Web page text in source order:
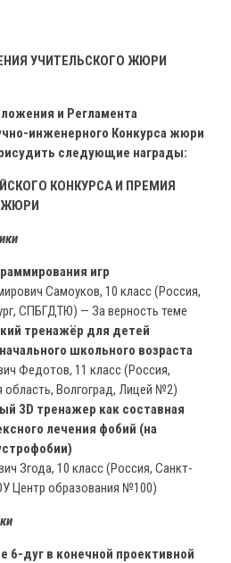
УЧИТЕЛЬСКОГО ЖЮРИ
и Регламента
инженерного Конкурса жюри
следующие награды:
КОНКУРСА И ПРЕМИЯ
ЖЮРИ
игр
Самоуков, 10 класс (Россия,
СПБГДТЮ) — За верность теме
тренажёр для детей
школьного возраста
Федотов, 11 класс (Россия,
область, Волгоград, Лицей №2)
3D тренажер как составная
лечения фобий (на
Згода, 10 класс (Россия, Санкт-
Центр образования №100)
6-дуг в конечной проективной